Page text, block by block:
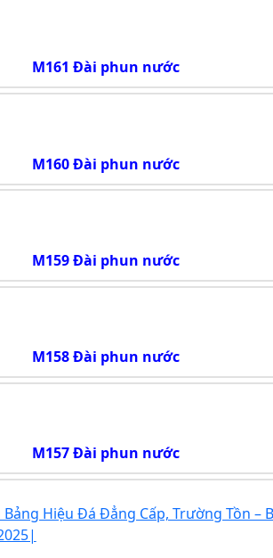
M161 Đài phun nước
M160 Đài phun nước
M159 Đài phun nước
M158 Đài phun nước
M157 Đài phun nước